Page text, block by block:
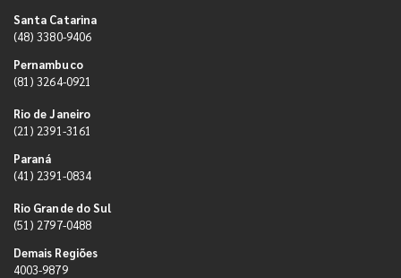
Santa Catarina
(48) 3380-9406
Pernambuco
(81) 3264-0921
Rio de Janeiro
(21) 2391-3161
Paraná
(41) 2391-0834
Rio Grande do Sul
(51) 2797-0488
Demais Regiões
4003-9879